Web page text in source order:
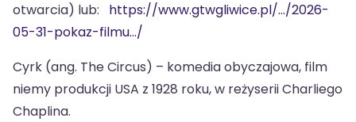
otwarcia) lub: https://www.gtwgliwice.pl/.../2026-
05-31-pokaz-filmu.../
Cyrk (ang. The Circus) – komedia obyczajowa, film
niemy produkcji USA z 1928 roku, w reżyserii Charliego
Chaplina.